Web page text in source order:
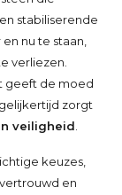
stabiliserende
nu te staan,
verliezen.
geeft de moed
zorgt
veiligheid
keuzes,
en